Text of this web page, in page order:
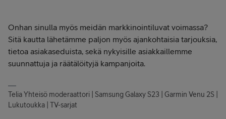
Onhan sinulla myös meidän markkinointiluvat voimassa?
Sitä kautta lähetämme paljon myös ajankohtaisia tarjouksia,
tietoa asiakaseduista, sekä nykyisille asiakkaillemme
suunnattuja ja räätälöityjä kampanjoita.
Telia Yhteisö moderaattori | Samsung Galaxy S23 | Garmin Venu 2S |
Lukutoukka | TV-sarjat